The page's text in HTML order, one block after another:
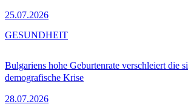
25.07.2026
Bulgariens hohe Geburtenrate verschleiert die
demografische Krise
28.07.2026
GESUNDHEIT